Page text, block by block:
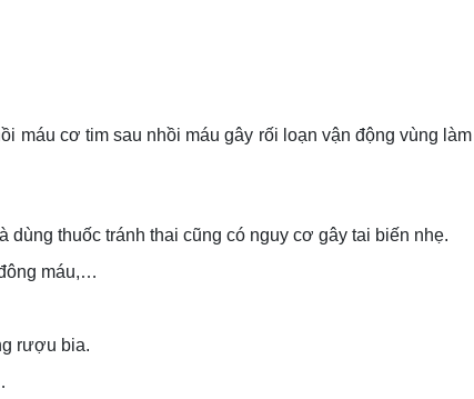
máu cơ tim sau nhồi máu gây rối loạn vận động vùng làm
thuốc tránh thai cũng có nguy cơ gây tai biến nhẹ.
máu,…
rượu bia.